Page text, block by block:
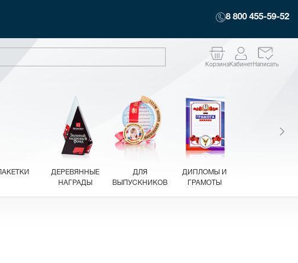
8 800 455-59-52
КорзинаКабинетНаписать
ДЕРЕВЯННЫЕ
НАГРАДЫ
ДЛЯ
ВЫПУСКНИКОВ
ДИПЛОМЫ И
ГРАМОТЫ